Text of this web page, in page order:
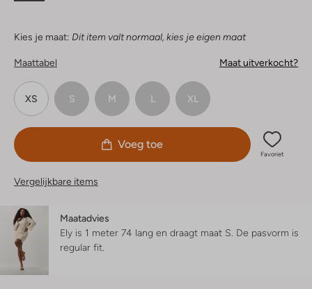
Kies je maat: Dit item valt normaal, kies je eigen maat
Maattabel Maat uitverkocht?
XS S M L XL
Voeg toe
Favoriet
Vergelijkbare items
Maatadvies
Ely is 1 meter 74 lang en draagt maat S. De pasvorm is
regular fit